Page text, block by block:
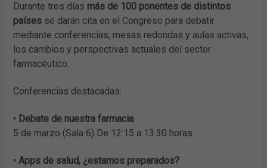
Durante tres días más de 100 ponentes de distintos
países se darán cita en el Congreso para debatir
mediante conferencias, mesas redondas y aulas activas,
los cambios y perspectivas actuales del sector
farmacéutico.
Conferencias destacadas:
• Debate de nuestra farmacia
5 de marzo (Sala 6) De 12:15 a 13:30 horas
•Apps de salud, ¿estamos preparados?